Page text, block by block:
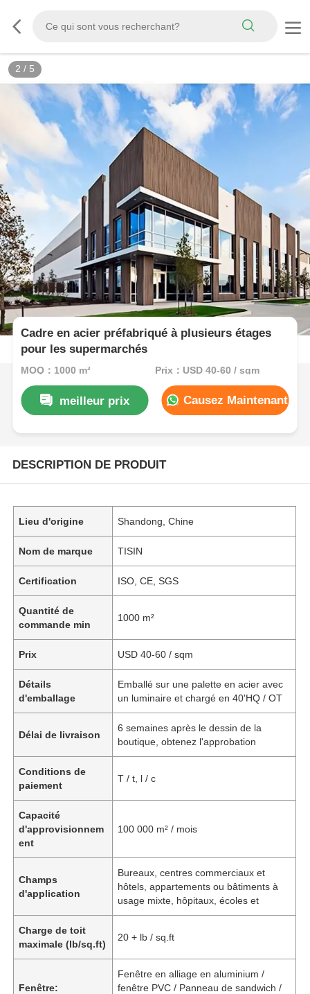
3 / 5
Cadre en acier préfabriqué à plusieurs étages
pour les supermarchés
MOQ：1000 m² Prix：USD 40-60 / sqm
meilleur prix Causez Maintenant
DESCRIPTION DE PRODUIT
Lieu d'origine Shandong, Chine
Nom de marque TISIN
Certification ISO, CE, SGS
Quantité de
commande min
1000 m²
Prix USD 40-60 / sqm
Détails
d'emballage
Emballé sur une palette en acier avec
un luminaire et chargé en 40'HQ / OT
Délai de livraison
6 semaines après le dessin de la
boutique, obtenez l'approbation
Conditions de
paiement
T / t, l / c
Capacité
d'approvisionnem
ent
100 000 m² / mois
Champs
d'application
Bureaux, centres commerciaux et
hôtels, appartements ou bâtiments à
usage mixte, hôpitaux, écoles et
Charge de toit
maximale (lb/sq.ft)
20 + lb / sq.ft
Fenêtre:
Fenêtre en alliage en aluminium /
fenêtre PVC / Panneau de sandwich /